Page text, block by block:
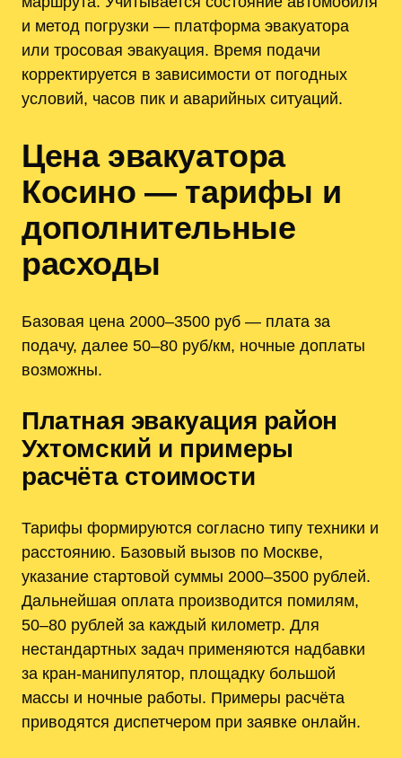
и метод погрузки — платформа эвакуатора
или тросовая эвакуация. Время подачи
корректируется в зависимости от погодных
условий, часов пик и аварийных ситуаций.
Цена эвакуатора
Косино — тарифы и
дополнительные
расходы
Базовая цена 2000–3500 руб — плата за
подачу, далее 50–80 руб/км, ночные доплаты
возможны.
Платная эвакуация район
Ухтомский и примеры
расчёта стоимости
Тарифы формируются согласно типу техники и
расстоянию. Базовый вызов по Москве,
указание стартовой суммы 2000–3500 рублей.
Дальнейшая оплата производится помилям,
50–80 рублей за каждый километр. Для
нестандартных задач применяются надбавки
за кран-манипулятор, площадку большой
массы и ночные работы. Примеры расчёта
приводятся диспетчером при заявке онлайн.